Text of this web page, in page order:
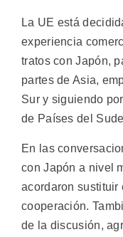
La UE está
experiencia
tratos con Japón,
partes de Asia,
Sur y siguiendo
de Países del
En las
con Japón a nivel
acordaron sustituir
cooperación.
de la discusión,